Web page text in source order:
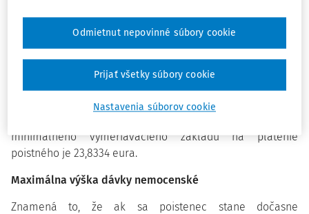
januára do 31. decembra 2025, denný vymeriavací základ,
pravdepodobný denný vymeriavací základ a úhrn denných
vymeriavacích základov nesmú byť vyššie ako 94,0274
eura. Ak dôvod na poskytnutie nemocenskej dávky vznikne
v období od 1. januára do 31. decembra 2025,
minimálneho vymeriavacieho základu na platenie
poistného je 23,8334 eura.
Maximálna výška dávky nemocenské
Znamená to, že ak sa poistenec stane dočasne
Nastavenia súborov cookie
Odmietnut nepovinné súbory cookie
Prijať všetky súbory cookie